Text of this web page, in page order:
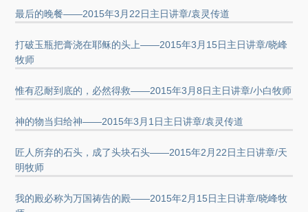
最后的晚餐——2015年3月22日主日讲章/袁灵传道
打破玉瓶把膏浇在耶稣的头上——2015年3月15日主日讲章/晓峰
牧师
惟有忍耐到底的，必然得救——2015年3月8日主日讲章/小白牧师
神的物当归给神——2015年3月1日主日讲章/袁灵传道
匠人所弃的石头，成了头块石头——2015年2月22日主日讲章/天
明牧师
我的殿必称为万国祷告的殿——2015年2月15日主日讲章/晓峰牧